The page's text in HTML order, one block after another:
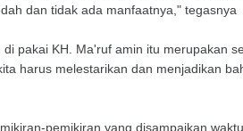
dan tidak ada manfaatnya," tegasnya
pakai KH. Ma'ruf amin itu merupakan
harus melestarikan dan menjadikan
pemikiran yang disampaikan